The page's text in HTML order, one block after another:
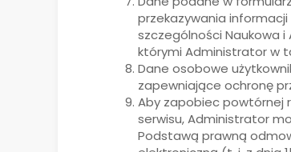
przekazywania
szczególności Naukowa i
którymi Administrator w
Dane osobowe
zapewniające ochronę
Aby zapobiec powtórnej
serwisu, Administrator
Podstawą prawną